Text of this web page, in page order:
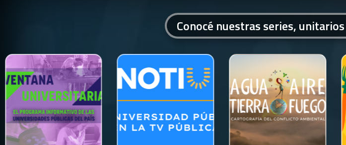
Conocé nuestras series,